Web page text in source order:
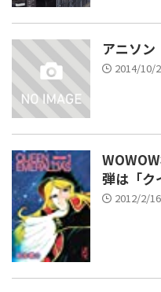
アニソン
2014/10/
弾は「ク
2012/2/16